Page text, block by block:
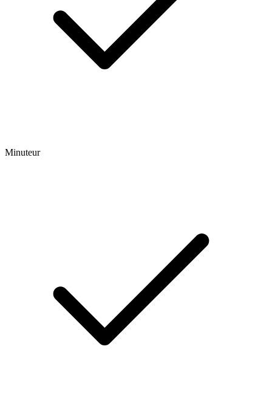
Minuteur